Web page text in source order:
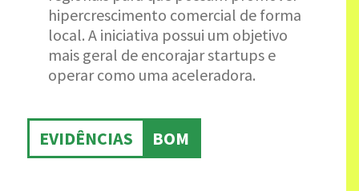
hipercrescimento comercial de forma
local. A iniciativa possui um objetivo
mais geral de encorajar startups e
operar como uma aceleradora.
EVIDÊNCIAS BOM